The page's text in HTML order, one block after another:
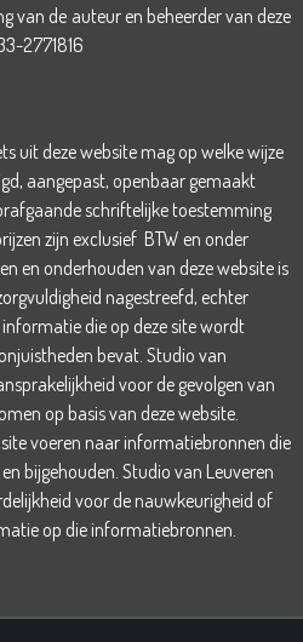
van de auteur en beheerder van deze
2771816
uit deze website mag op welke wijze
aangepast, openbaar gemaakt
schriftelijke toestemming
zijn exclusief BTW en onder
en onderhouden van deze website is
nagestreefd, echter
die op deze site wordt
bevat. Studio van
voor de gevolgen van
op basis van deze website.
voeren naar informatiebronnen die
bijgehouden. Studio van Leuveren
voor de nauwkeurigheid of
op die informatiebronnen.